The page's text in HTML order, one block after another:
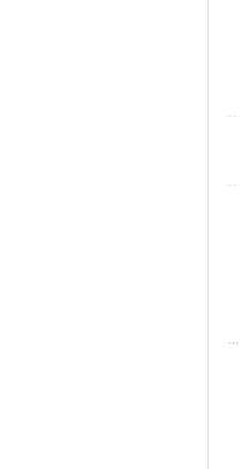
أقصى سرعة تصميم للرياح: